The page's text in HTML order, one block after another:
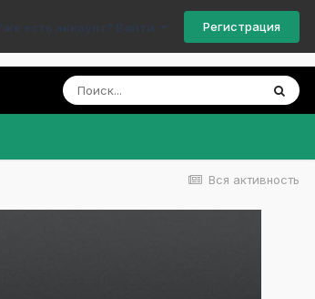
Уже есть аккаунт? Войти Регистрация
Вся активность